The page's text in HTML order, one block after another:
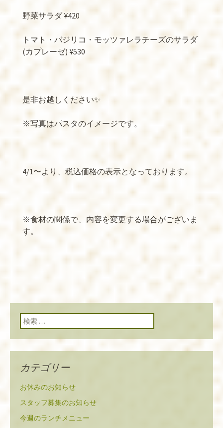
野菜サラダ¥420
トマト・バジリコ・モッツァレラチーズのサラダ
(カプレーゼ) ¥530
是非お越しください✨
※写真はパスタのイメージです。
4/1〜より、税込価格の表示となっております。
※食材の関係で、内容を変更する場合がございま
す。
検索:
カテゴリー
お休みのお知らせ
スタッフ募集のお知らせ
今週のランチメニュー